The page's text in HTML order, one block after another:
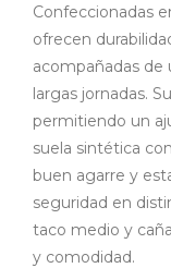
Confeccionadas
ofrecen
acompañadas
largas jornadas.
permitiendo un
suela sintética
buen agarre y
seguridad en
taco medio y
y comodidad.